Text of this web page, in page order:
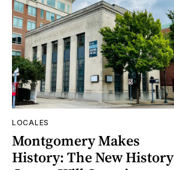
LOCALES
Montgomery Makes
History: The New History